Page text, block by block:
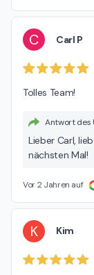
uns auf den
DERMAPURA
C Carl P
Tolles Team!
Antwort des
Lieber Carl,
nächsten Mal!
Vor 2 Jahren auf
K Kim